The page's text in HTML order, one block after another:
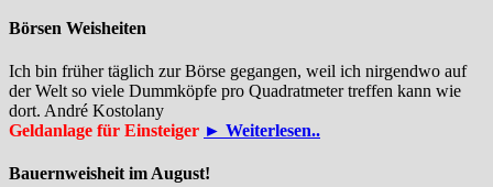
Börsen Weisheiten
Ich bin früher täglich zur Börse gegangen, weil ich nirgendwo auf
der Welt so viele Dummköpfe pro Quadrat­meter treffen kann wie
dort. André Kostolany
Geldanlage für Einsteiger ► Weiterlesen..
Bauernweisheit im August!